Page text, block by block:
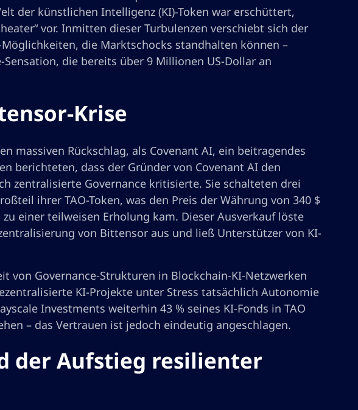
der künstlichen Intelligenz (KI)-Token war erschüttert,
vor. Inmitten dieser Turbulenzen verschiebt sich der
die Marktschocks standhalten können –
die bereits über 9 Millionen US-Dollar an
Krise
massiven Rückschlag, als Covenant AI, ein beitragendes
berichteten, dass der Gründer von Covenant AI den
zentralisierte Governance kritisierte. Sie schalteten drei
ihrer TAO-Token, was den Preis der Währung von 340 $
einer teilweisen Erholung kam. Dieser Ausverkauf löste
von Bittensor aus und ließ Unterstützer von KI-
von Governance-Strukturen in Blockchain-KI-Netzwerken
KI-Projekte unter Stress tatsächlich Autonomie
Investments weiterhin 43 % seines KI-Fonds in TAO
– das Vertrauen ist jedoch eindeutig angeschlagen.
der Aufstieg resilienter